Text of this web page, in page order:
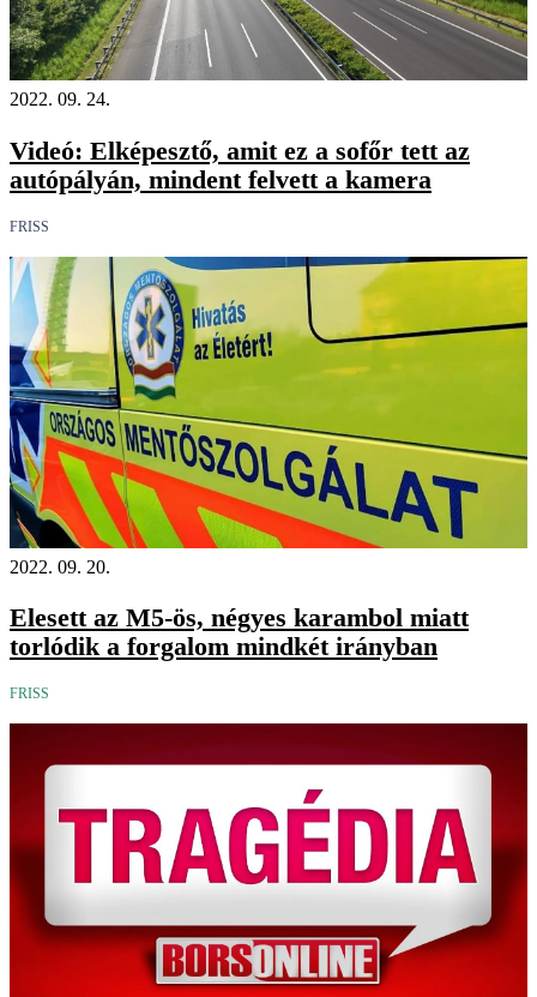
2022. 09. 24.
Videó: Elképesztő, amit ez a sofőr tett az
autópályán, mindent felvett a kamera
FRISS
2022. 09. 20.
Elesett az M5-ös, négyes karambol miatt
torlódik a forgalom mindkét irányban
FRISS